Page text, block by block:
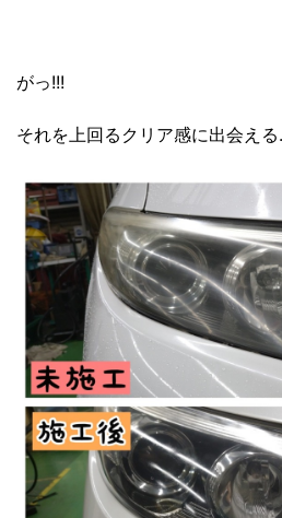
がっ!!!
それを上回るクリア感に出会え